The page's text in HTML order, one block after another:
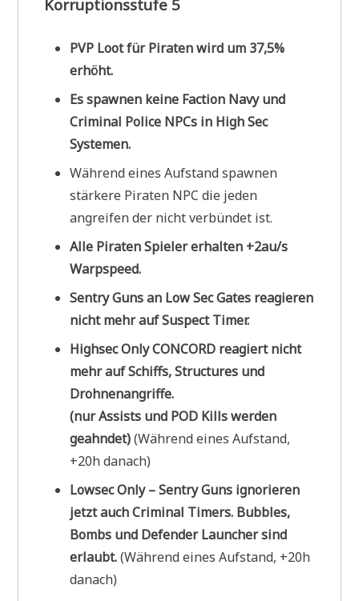
Korruptionsstufe 5
PVP Loot für Piraten wird um 37,5%
erhöht.
Es spawnen keine Faction Navy und
Criminal Police NPCs in High Sec
Systemen.
Während eines Aufstand spawnen
stärkere Piraten NPC die jeden
angreifen der nicht verbündet ist.
Alle Piraten Spieler erhalten +2au/s
Warpspeed.
Sentry Guns an Low Sec Gates reagieren
nicht mehr auf Suspect Timer.
Highsec Only CONCORD reagiert nicht
mehr auf Schiffs, Structures und
Drohnenangriffe.
(nur Assists und POD Kills werden
geahndet)(Während eines Aufstand,
+20h danach)
Lowsec Only – Sentry Guns ignorieren
jetzt auch Criminal Timers. Bubbles,
Bombs und Defender Launcher sind
erlaubt.(Während eines Aufstand, +20h
danach)